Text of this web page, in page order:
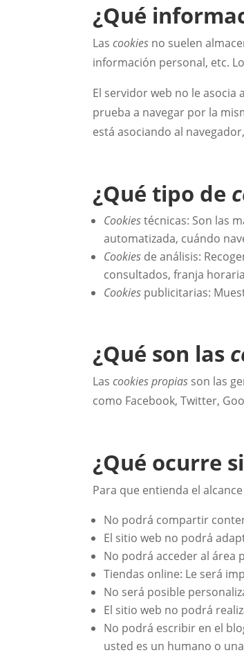
¿Qué
Lascookies no suelen
información personal, etc.
El servidor web no le
prueba a navegar por la
está asociando al
¿Qué tipo de
Cookiestécnicas: Son las
automatizada, cuándo
Cookies de análisis:
consultados, franja
Cookies publicitarias:
¿Qué son las
Lascookies propias son las
como Facebook, Twitter,
¿Qué ocurre
Para que entienda el
No podrá compartir
El sitio web no podrá
No podrá acceder al área
Tiendas online: Le será
No será posible
El sitio web no podrá
No podrá escribir en el
usted es un humano o